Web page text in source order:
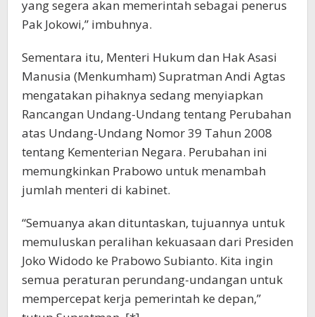
yang segera akan memerintah sebagai penerus
Pak Jokowi,” imbuhnya.
Sementara itu, Menteri Hukum dan Hak Asasi
Manusia (Menkumham) Supratman Andi Agtas
mengatakan pihaknya sedang menyiapkan
Rancangan Undang-Undang tentang Perubahan
atas Undang-Undang Nomor 39 Tahun 2008
tentang Kementerian Negara. Perubahan ini
memungkinkan Prabowo untuk menambah
jumlah menteri di kabinet.
“Semuanya akan dituntaskan, tujuannya untuk
memuluskan peralihan kekuasaan dari Presiden
Joko Widodo ke Prabowo Subianto. Kita ingin
semua peraturan perundang-undangan untuk
mempercepat kerja pemerintah ke depan,”